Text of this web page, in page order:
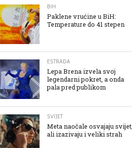
BIH
Paklene vrućine u BiH:
Temperature do 41 stepen
ESTRADA
Lepa Brena izvela svoj
legendarni pokret, a onda
pala pred publikom
SVIJET
Meta naočale osvajaju svijet,
ali izazivaju i veliki strah